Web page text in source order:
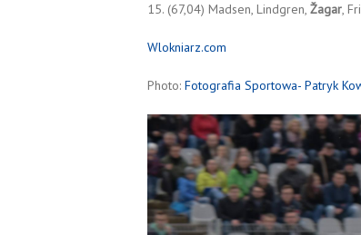
15. (67,04) Madsen, Lindgren, Žagar,
Wlokniarz.com
Photo: Fotografia Sportowa- Patryk